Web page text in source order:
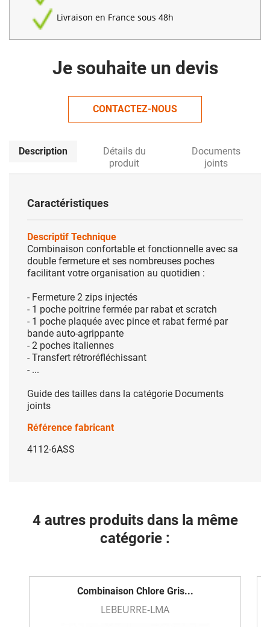
Livraison en France sous 48h
Je souhaite un devis
CONTACTEZ-NOUS
Description
Détails du
produit
Documents
joints
Caractéristiques
Descriptif Technique
Combinaison confortable et fonctionnelle avec sa
double fermeture et ses nombreuses poches
facilitant votre organisation au quotidien :
- Fermeture 2 zips injectés
- 1 poche poitrine fermée par rabat et scratch
- 1 poche plaquée avec pince et rabat fermé par
bande auto-agrippante
- 2 poches italiennes
- Transfert rétroréfléchissant
- ...
Guide des tailles dans la catégorie Documents
joints
Référence fabricant
4112-6ASS
4 autres produits dans la même
catégorie :
Combinaison Chlore Gris...
LEBEURRE-LMA